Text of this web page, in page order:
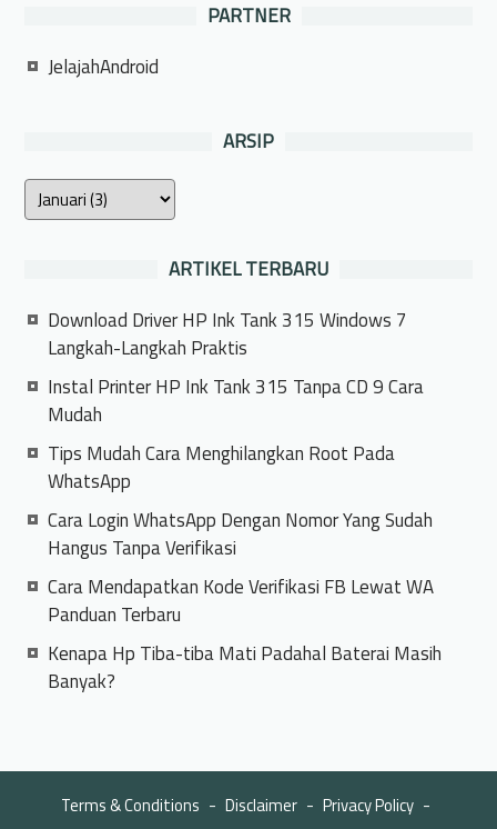
PARTNER
JelajahAndroid
ARSIP
ARTIKEL TERBARU
Download Driver HP Ink Tank 315 Windows 7
Langkah-Langkah Praktis
Instal Printer HP Ink Tank 315 Tanpa CD 9 Cara
Mudah
Tips Mudah Cara Menghilangkan Root Pada
WhatsApp
Cara Login WhatsApp Dengan Nomor Yang Sudah
Hangus Tanpa Verifikasi
Cara Mendapatkan Kode Verifikasi FB Lewat WA
Panduan Terbaru
Kenapa Hp Tiba-tiba Mati Padahal Baterai Masih
Banyak?
Terms & Conditions Disclaimer
Privacy Policy